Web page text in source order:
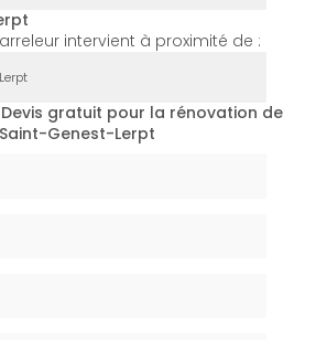
Carreleur intervient à proximité de :
gratuit pour la rénovation de
Genest-Lerpt